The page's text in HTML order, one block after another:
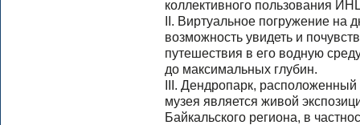
коллективного пользования
II. Виртуальное погружение на
возможность увидеть и
путешествия в его водную
до максимальных глубин.
III. Дендропарк,
музея является живой
Байкальского региона, в